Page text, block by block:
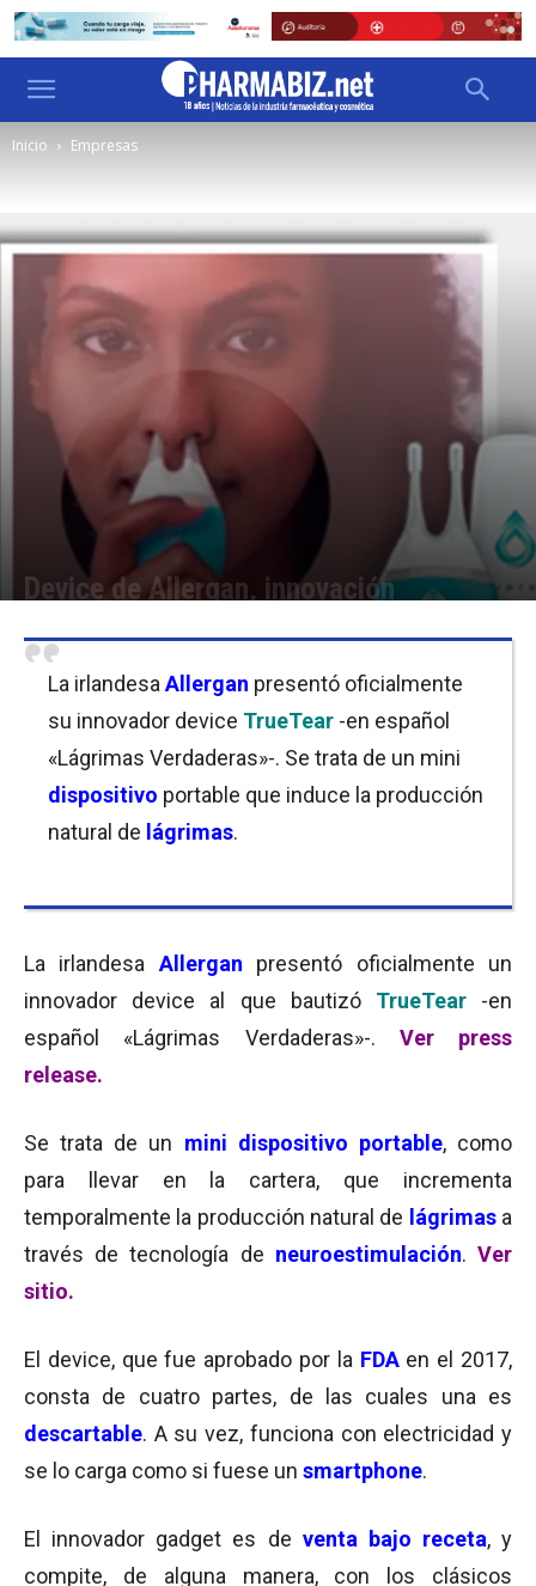
Inicio Empresas
Device de Allergan, innovación
La irlandesa Allergan presentó oficialmente
su innovador device TrueTear -en español
«Lágrimas Verdaderas»-. Se trata de un mini
dispositivo portable que induce la producción
natural de lágrimas.
La irlandesa Allergan presentó oficialmente un
innovador device al que bautizó TrueTear-en
español «Lágrimas Verdaderas»-. Ver press
release.
Se trata de un mini dispositivo portable, como
para llevar en la cartera, que incrementa
temporalmente la producción natural de lágrimasa
través de tecnología de neuroestimulación.Ver
sitio.
El device, que fue aprobado por la FDAen el 2017,
consta de cuatro partes, de las cuales una es
descartable. A su vez, funciona con electricidad y
se lo carga como si fuese un smartphone.
El innovador gadget es de venta bajo receta, y
compite, de alguna manera, con los clásicos